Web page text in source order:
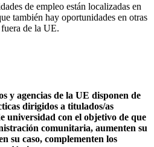
de empleo están localizadas en
también hay oportunidades en otras
de la UE.
y agencias de la UE disponen de
dirigidos a titulados/as
universidad con el objetivo de que
comunitaria, aumenten su
su caso, complementen los